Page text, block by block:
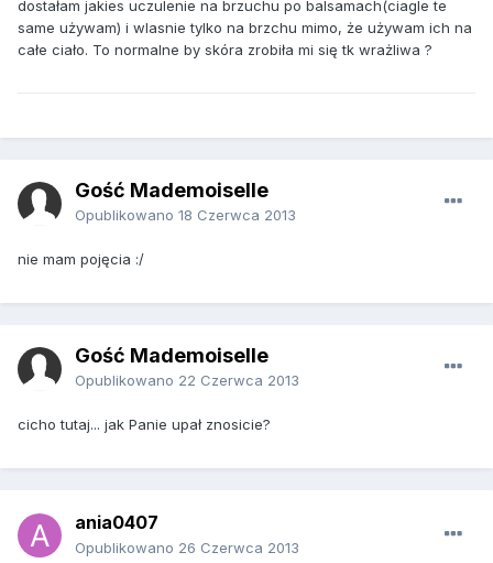
dostałam jakies uczulenie na brzuchu po balsamach(ciagle te
same używam) i wlasnie tylko na brzchu mimo, że używam ich na
całe ciało. To normalne by skóra zrobiła mi się tk wrażliwa ?
Gość Mademoiselle
Opublikowano 18 Czerwca 2013
nie mam pojęcia :/
Gość Mademoiselle
Opublikowano 22 Czerwca 2013
cicho tutaj... jak Panie upał znosicie?
ania0407
Opublikowano 26 Czerwca 2013